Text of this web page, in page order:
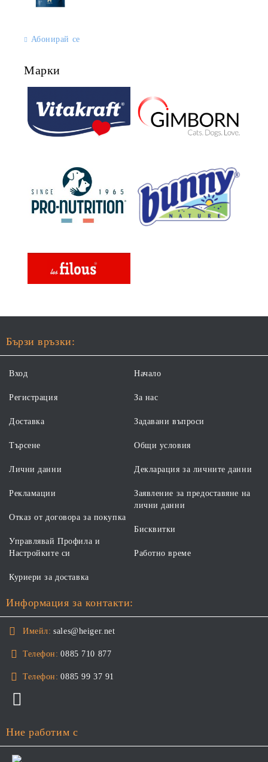
Абонирай се
Марки
Бързи връзки:
Вход
Регистрация
Доставка
Търсене
Начало
За нас
Задавани въпроси
Общи условия
Лични данни
Рекламации
Отказ от договора за покупка
Управлявай Профила и
Настройките си
Декларация за личните данни
Заявление за предоставяне на
лични данни
Бисквитки
Работно време
Куриери за доставка
Информация за контакти:
Имейл: sales@heiger.net
Телефон: 0885 710 877
Телефон: 0885 99 37 91
Ние работим с